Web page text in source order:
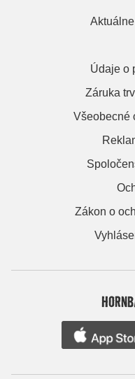
Údaje o
Záruka
Všeobecné
Zákon o